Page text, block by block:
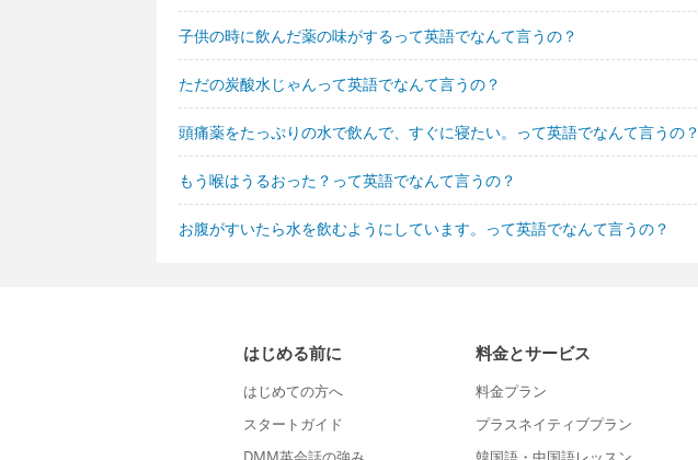
子供の時に飲んだ薬の味がするって英語でなんて言うの？
ただの炭酸水じゃんって英語でなんて言うの？
頭痛薬をたっぷりの水で飲んで、すぐに寝たい。って英語でなんて言うの？
もう喉はうるおった？って英語でなんて言うの？
お腹がすいたら水を飲むようにしています。って英語でなんて言うの？
はじめる前に
はじめての方へ
スタートガイド
料金とサービス
料金プラン
プラスネイティブプラン